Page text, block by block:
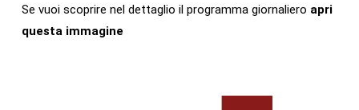
Se vuoi scoprire nel dettaglio il programma giornaliero apri
questa immagine